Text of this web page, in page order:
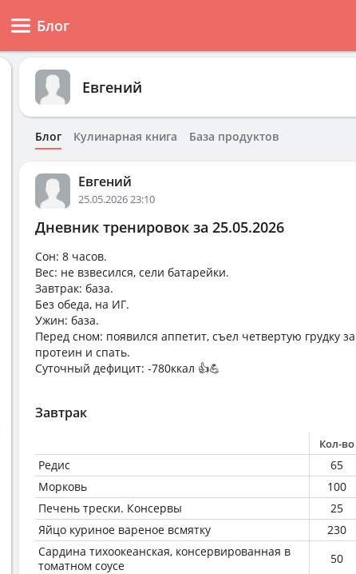
Блог
Евгений
Блог Кулинарная книга База продуктов
Евгений
25.05.2026 23:10
Дневник тренировок за 25.05.2026
Сон: 8 часов.
Вес: не взвесился, сели батарейки.
Завтрак: база.
Без обеда, на ИГ.
Ужин: база.
Перед сном: появился аппетит, съел четвертую грудку
протеин и спать.
Суточный дефицит: -780ккал 👍💪
Завтрак
Кол-во
Редис 65
Морковь
100
Печень трески. Консервы
25
Яйцо куриное вареное всмятку
230
Сардина тихоокеанская, консервированная в
томатном соусе
50